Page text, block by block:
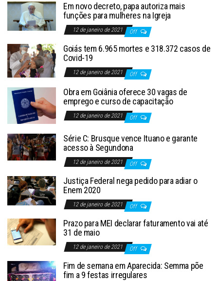
Em novo decreto, papa autoriza mais
funções para mulheres na Igreja
12 de janeiro de 2021 Off
Goiás tem 6.965 mortes e 318.372 casos de
Covid-19
12 de janeiro de 2021 Off
Obra em Goiânia oferece 30 vagas de
emprego e curso de capacitação
12 de janeiro de 2021 Off
Série C: Brusque vence Ituano e garante
acesso à Segundona
12 de janeiro de 2021 Off
Justiça Federal nega pedido para adiar o
Enem 2020
12 de janeiro de 2021 Off
Prazo para MEI declarar faturamento vai até
31 de maio
12 de janeiro de 2021 Off
Fim de semana em Aparecida: Semma põe
fim a 9 festas irregulares